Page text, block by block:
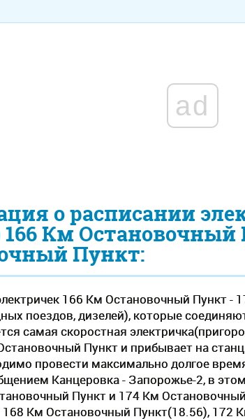
о расписании
166 Км
Пункт:
166 Км Остановочный Пункт -
поездов, дизелей), которые
самая скоростная
Пункт и прибывает на
провести максимально долгое
Канцеровка - Запорожье-2, в
Пункт и 174 Км
168 Км Остановочный Пункт(18.56), 172
ad